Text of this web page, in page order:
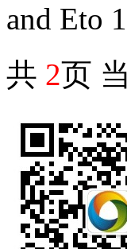
and Eto
共 2页